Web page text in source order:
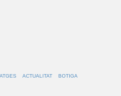
ACTUALITAT BOTIGA